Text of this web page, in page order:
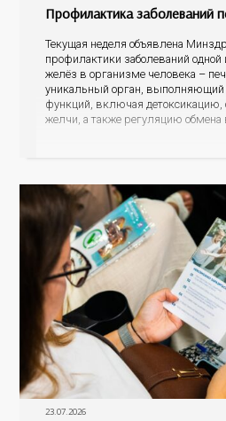
Профилактика заболеваний
Текущая неделя объявлена
профилактики заболеваний
желёз в организме человека –
уникальный орган, выполняющий
функций, включая детоксикацию,
желчи, а также регуляцию обмена
23.07.2026